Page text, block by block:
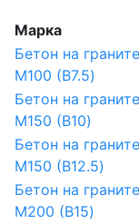
Марка
Бетон на граните
М100 (B7.5)
Бетон на граните
М150 (B10)
Бетон на граните
М150 (B12.5)
Бетон на граните
М200 (B15)